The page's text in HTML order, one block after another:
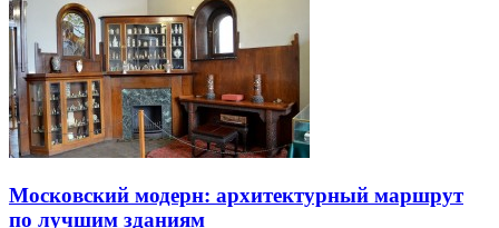
Московский модерн: архитектурный маршрут
по лучшим зданиям